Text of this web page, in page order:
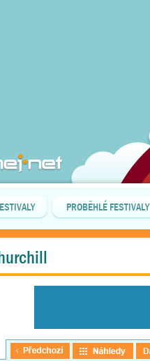
PROBĚHLÉ FESTIVALY